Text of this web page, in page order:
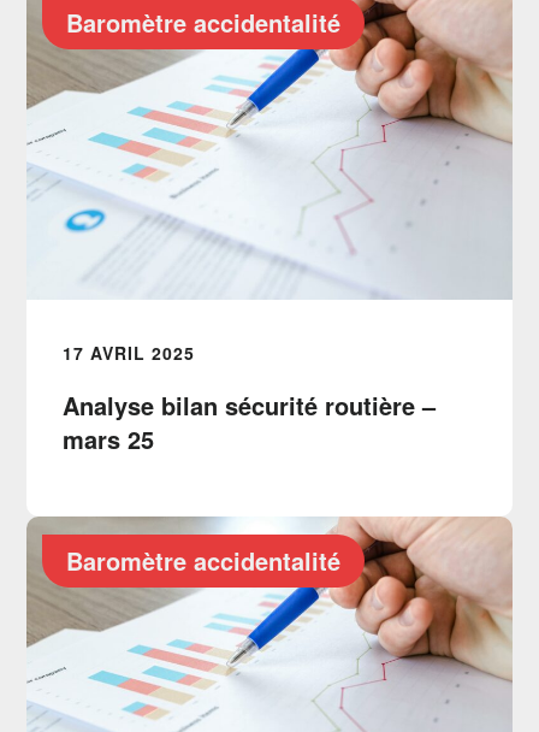
Baromètre accidentalité
17 AVRIL 2025
Analyse bilan sécurité routière –
mars 25
Baromètre accidentalité